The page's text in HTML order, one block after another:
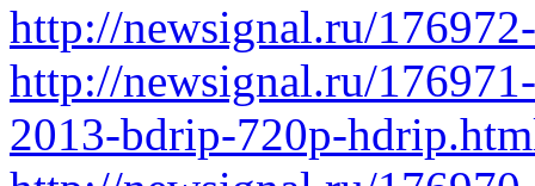
http://newsignal.ru/
http://newsignal.ru/
2013-bdrip-720p-